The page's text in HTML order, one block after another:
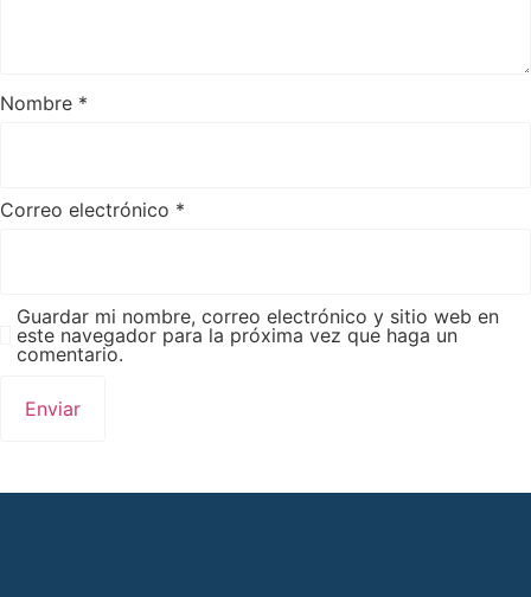
Nombre *
Correo electrónico *
Guardar mi nombre, correo electrónico y sitio web en
este navegador para la próxima vez que haga un
comentario.